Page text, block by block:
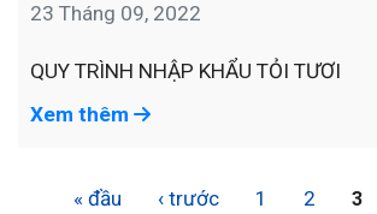
23 Tháng 09, 2022
QUY TRÌNH NHẬP KHẨU TỎI TƯƠI
Xem thêm
« đầu ‹ trước 1 2 3